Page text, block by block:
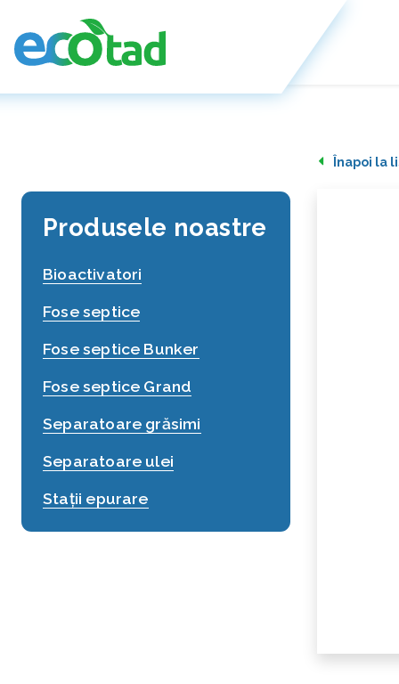
Produsele noastre
Bioactivatori
Fose septice
Fose septice Bunker
Fose septice Grand
Separatoare grăsimi
Separatoare ulei
Stații epurare
Înapoi la